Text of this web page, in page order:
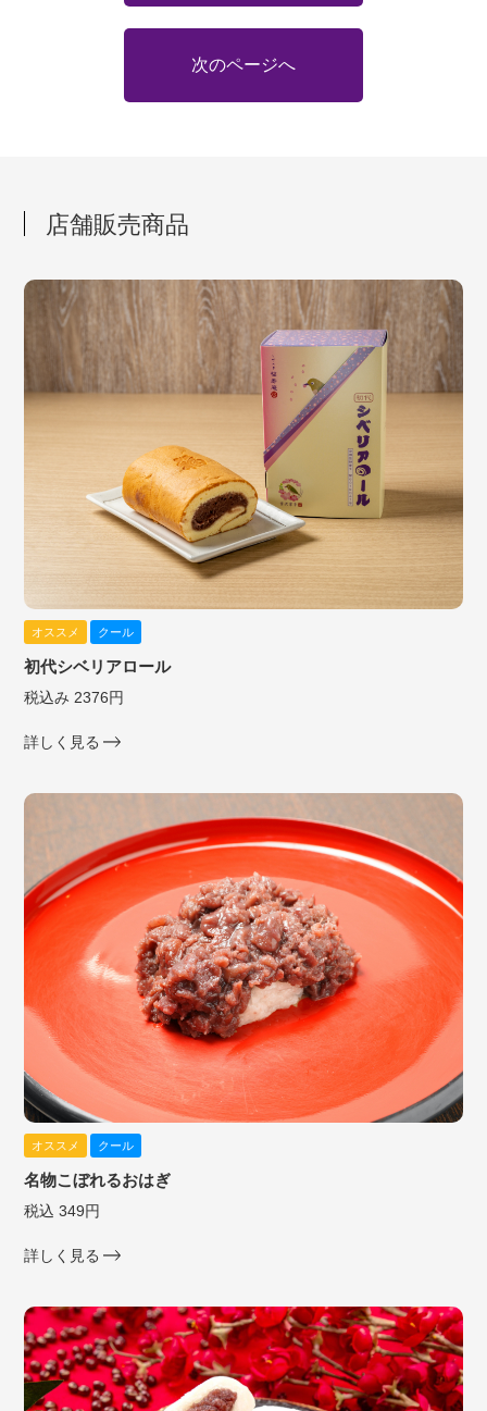
次のページへ
店舗販売商品
オススメ クール
初代シベリアロール
税込み 2376円
詳しく見る
オススメ クール
名物こぼれるおはぎ
税込 349円
詳しく見る